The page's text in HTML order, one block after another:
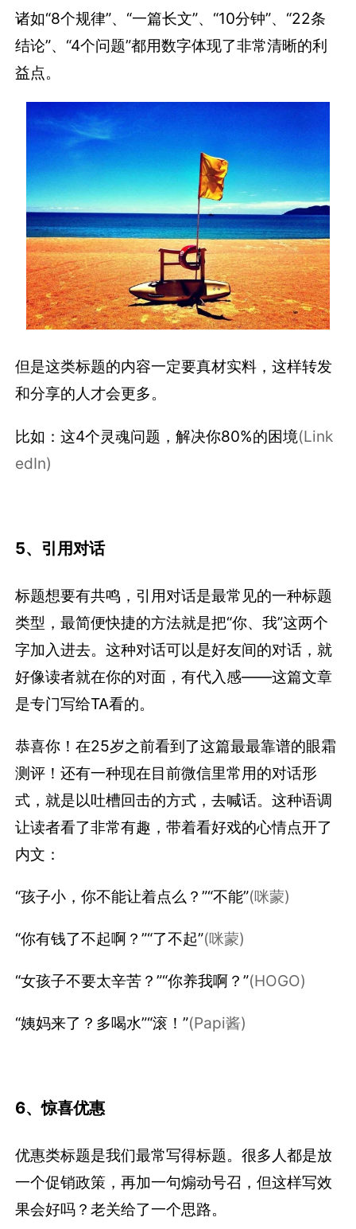
诸如“8个规律”、“一篇长文”、“10分钟”、“22条
结论”、“4个问题”都用数字体现了非常清晰的利
益点。
但是这类标题的内容一定要真材实料，这样转发
和分享的人才会更多。
比如：这4个灵魂问题，解决你80%的困境(Link
edIn)
5、引用对话
标题想要有共鸣，引用对话是最常见的一种标题
类型，最简便快捷的方法就是把“你、我”这两个
字加入进去。这种对话可以是好友间的对话，就
好像读者就在你的对面，有代入感——这篇文章
是专门写给TA看的。
恭喜你！在25岁之前看到了这篇最最靠谱的眼霜
测评！还有一种现在目前微信里常用的对话形
式，就是以吐槽回击的方式，去喊话。这种语调
让读者看了非常有趣，带着看好戏的心情点开了
内文：
“孩子小，你不能让着点么？”“不能”(咪蒙)
“你有钱了不起啊？”“了不起”(咪蒙)
“女孩子不要太辛苦？”“你养我啊？”(HOGO)
“姨妈来了？多喝水”“滚！”(Papi酱)
6、惊喜优惠
优惠类标题是我们最常写得标题。很多人都是放
一个促销政策，再加一句煽动号召，但这样写效
果会好吗？老关给了一个思路。